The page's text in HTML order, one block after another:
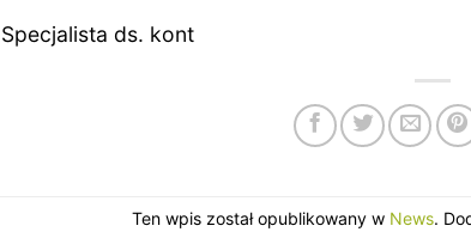
Specjalista ds. kont
Ten wpis został opublikowany w News.